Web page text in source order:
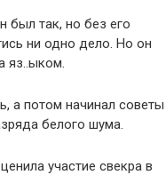
был так, но без его
ни одно дело. Но он
яз..ыком.
а потом начинал советы
белого шума.
участие свекра в